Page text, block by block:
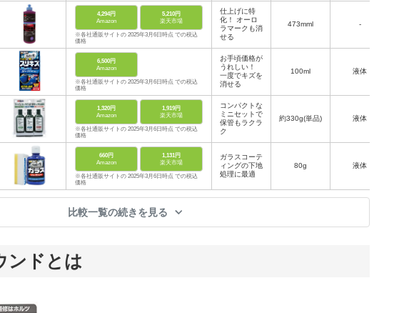
4,294円
Amazon
5,210円
楽天市場
※各社通販サイトの 2025年3月6日時点 での税込
価格
仕上げに特
化！ オーロ
ラマークも消
せる
473mml -
6,500円
Amazon
※各社通販サイトの 2025年3月6日時点 での税込
価格
お手頃価格が
うれしい！
一度でキズを
消せる
100ml 液体
1,320円
Amazon
1,919円
楽天市場
※各社通販サイトの 2025年3月6日時点 での税込
価格
コンパクトな
ミニセットで
保管もラクラ
ク
約330g(単品) 液体
660円
Amazon
1,131円
楽天市場
※各社通販サイトの 2025年3月6日時点 での税込
価格
ガラスコーテ
ィングの下地
処理に最適
80g 液体
比較一覧の続きを見る
ンドとは